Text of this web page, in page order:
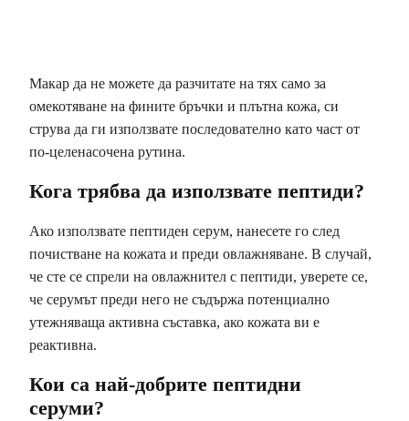
Макар да не можете да разчитате на тях само за
омекотяване на фините бръчки и плътна кожа, си
струва да ги използвате последователно като част от
по-целенасочена рутина.
Кога трябва да използвате пептиди?
Ако използвате пептиден серум, нанесете го след
почистване на кожата и преди овлажняване. В случай,
че сте се спрели на овлажнител с пептиди, уверете се,
че серумът преди него не съдържа потенциално
утежняваща активна съставка, ако кожата ви е
реактивна.
Кои са най-добрите пептидни
серуми?